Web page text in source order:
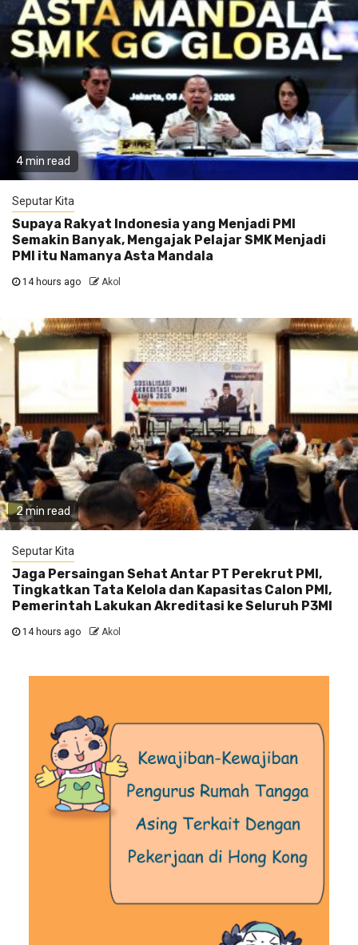
4 min read
Seputar Kita
Supaya Rakyat Indonesia yang Menjadi PMI
Semakin Banyak, Mengajak Pelajar SMK Menjadi
PMI itu Namanya Asta Mandala
14 hours ago Akol
2 min read
Seputar Kita
Jaga Persaingan Sehat Antar PT Perekrut PMI,
Tingkatkan Tata Kelola dan Kapasitas Calon PMI,
Pemerintah Lakukan Akreditasi ke Seluruh P3MI
14 hours ago Akol